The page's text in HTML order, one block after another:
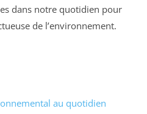
dans notre quotidien pour
de l’environnement.
au quotidien